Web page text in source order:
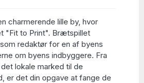
charmerende lille by, hvor
"Fit to Print". Brætspillet
redaktør for en af byens
om byens indbyggere. Fra
lokale marked til de
er det din opgave at fange de